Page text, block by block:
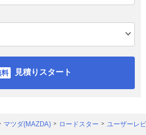
見積りスタート
マツダ(MAZDA) ロードスター ユーザーレ